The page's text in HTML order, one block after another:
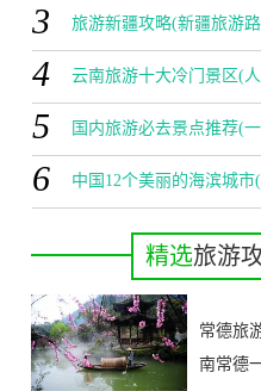
排行榜)
3 旅游新疆攻略(新疆旅游
4 云南旅游十大冷门景区(
5 国内旅游必去景点推荐(
行地)
6 中国12个美丽的海滨城市
精选旅游
常德旅
南常德